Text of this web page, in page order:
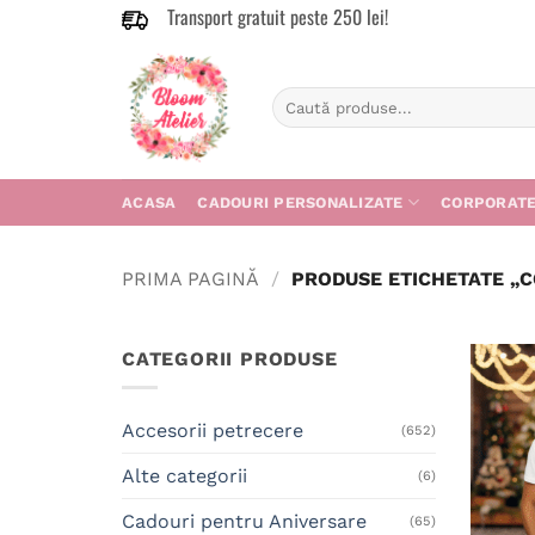
Transport gratuit peste 250 lei!
Caută
după:
ACASA CADOURI PERSONALIZATE CORPORATE
PRIMA PAGINĂ / PRODUSE ETICHETATE
CATEGORII PRODUSE
Accesorii petrecere (652)
Alte categorii (6)
Cadouri pentru Aniversare (65)